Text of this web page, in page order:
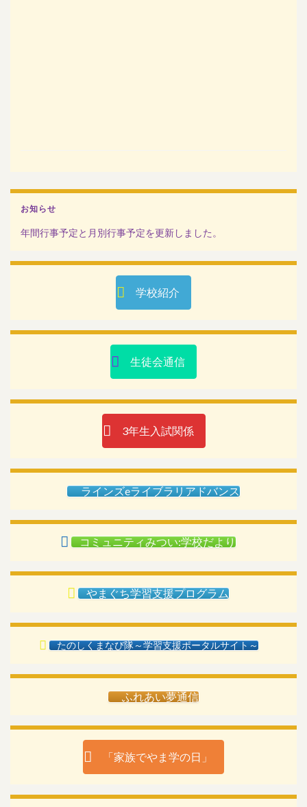
お知らせ
年間行事予定と月別行事予定を更新しました。
学校紹介
生徒会通信
3年生入試関係
ラインズeライブラリアドバンス
コミュニティみつい:学校だより
やまぐち学習支援プログラム
たのしくまなび隊～学習支援ポータルサイト～
ふれあい夢通信
「家族でやま学の日」